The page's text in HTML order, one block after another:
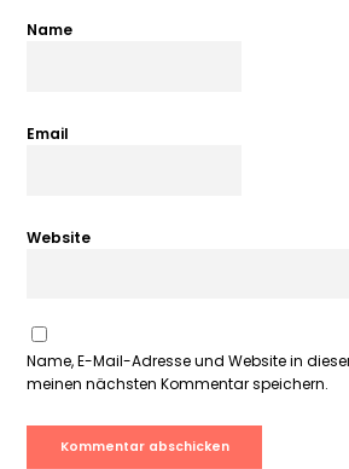
Name
Email
Website
Name, E-Mail-Adresse und Website in
meinen nächsten Kommentar speichern.